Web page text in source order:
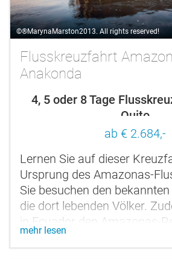
©®MarynaMarston2013. All rights reserved!
Flusskreuzfahrt
Anakonda
4, 5 oder 8 Tage
Quito
ab € 2.684,-
Lernen Sie auf dieser
Ursprung des Amazonas-
Sie besuchen den
die dort lebenden Völker.
in Ecuador den Amazonas-
hervorragend mit den
mehr lesen